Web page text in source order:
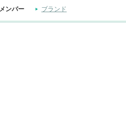
メンバー ブランド